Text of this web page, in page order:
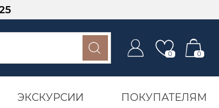
0 0
ЭКСКУРСИИ ПОКУПАТЕЛЯМ